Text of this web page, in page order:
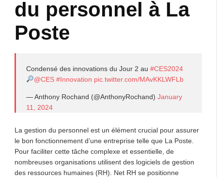
du personnel à La
Poste
Condensé des innovations du Jour 2 au #CES2024
@CES #Innovation pic.twitter.com/MAvKKLWFLb
— Anthony Rochand (@AnthonyRochand) January
11, 2024
La gestion du personnel est un élément crucial pour assurer
le bon fonctionnement d’une entreprise telle que La Poste.
Pour faciliter cette tâche complexe et essentielle, de
nombreuses organisations utilisent des logiciels de gestion
des ressources humaines (RH). Net RH se positionne